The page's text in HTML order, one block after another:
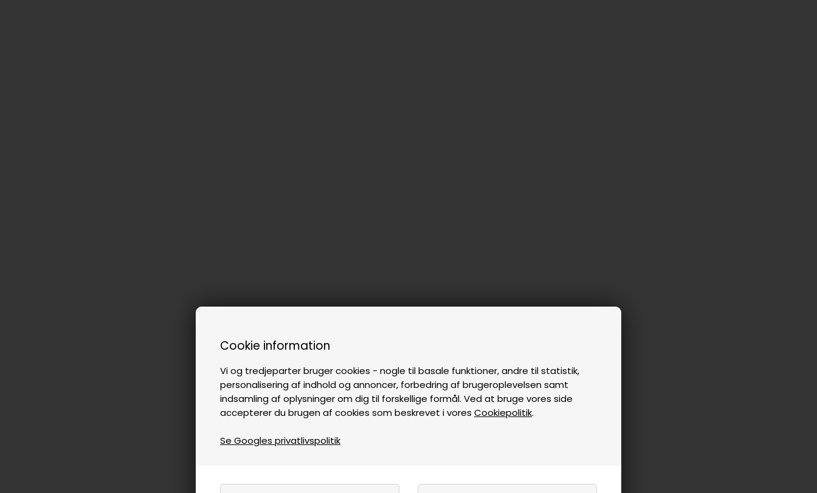
Cookie information
Vi og tredjeparter bruger cookies - nogle til basale funktioner, andre til statistik,
personalisering af indhold og annoncer, forbedring af brugeroplevelsen samt
indsamling af oplysninger om dig til forskellige formål. Ved at bruge vores side
accepterer du brugen af cookies som beskrevet i vores Cookiepolitik.
Se Googles privatlivspolitik